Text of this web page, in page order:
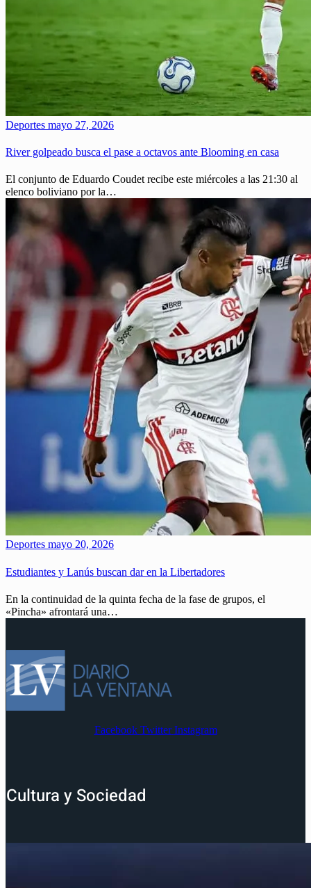
Deportes mayo 27, 2026
River golpeado busca el pase a octavos ante Blooming en casa
El conjunto de Eduardo Coudet recibe este miércoles a las 21:30 al
elenco boliviano por la…
Deportes mayo 20, 2026
Estudiantes y Lanús buscan dar en la Libertadores
En la continuidad de la quinta fecha de la fase de grupos, el
«Pincha» afrontará una…
Facebook Twitter Instagram
Cultura y Sociedad